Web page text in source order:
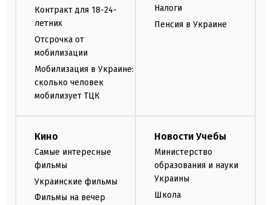
Контракт для 18-24-
летних
Отсрочка от
мобилизации
Мобилизация в Украине:
сколько человек
мобилизует ТЦК
Налоги
Пенсия в Украине
Кино
Самые интересные
фильмы
Украинские фильмы
Фильмы на вечер
Новости Учебы
Министерство
образования и науки
Украины
Школа